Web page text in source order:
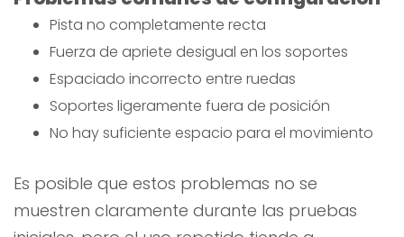
Pista no completamente recta
Fuerza de apriete desigual en los soportes
Espaciado incorrecto entre ruedas
Soportes ligeramente fuera de posición
No hay suficiente espacio para el movimiento
Es posible que estos problemas no se
muestren claramente durante las pruebas